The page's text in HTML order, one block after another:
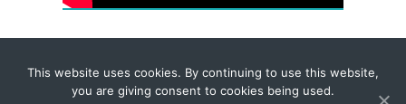
© 2026 Corporate-Executives.com
This website uses cookies. By continuing to use this website,
you are giving consent to cookies being used.